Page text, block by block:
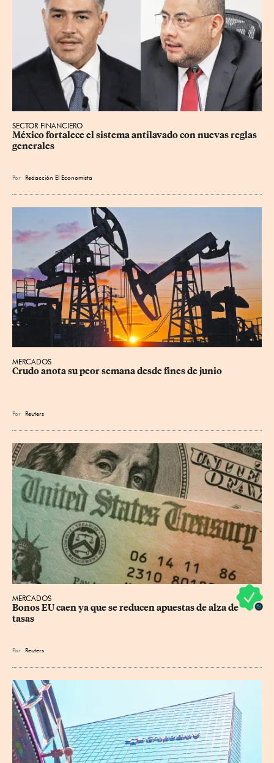
SECTOR FINANCIERO
México fortalece el sistema antilavado con nuevas reglas
generales
Por Redacción El Economista
MERCADOS
Crudo anota su peor semana desde fines de junio
Por Reuters
MERCADOS
Bonos EU caen ya que se reducen apuestas de alza de
tasas
Por Reuters